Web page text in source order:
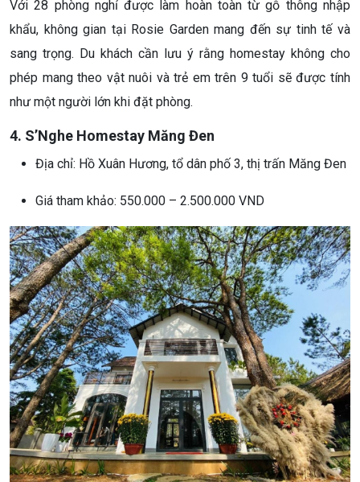
Với 28 phòng nghỉ được làm hoàn toàn từ gỗ thông nhập
khẩu, không gian tại Rosie Garden mang đến sự tinh tế và
sang trọng. Du khách cần lưu ý rằng homestay không cho
phép mang theo vật nuôi và trẻ em trên 9 tuổi sẽ được tính
như một người lớn khi đặt phòng.
4. S’Nghe Homestay Măng Đen
Địa chỉ: Hồ Xuân Hương, tổ dân phố 3, thị trấn Măng Đen
Giá tham khảo: 550.000 – 2.500.000 VND